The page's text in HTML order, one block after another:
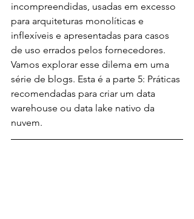
incompreendidas, usadas em excesso
para arquiteturas monolíticas e
inflexíveis e apresentadas para casos
de uso errados pelos fornecedores.
Vamos explorar esse dilema em uma
série de blogs. Esta é a parte 5: Práticas
recomendadas para criar um data
warehouse ou data lake nativo da
nuvem.